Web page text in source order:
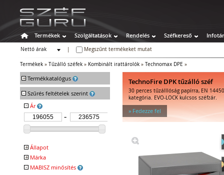
Termékek Szolgáltatások Rendelés Széfkereső Infotár
Nettó árak
Megszűnt termékeket mutat
Termékek » Tűzálló széfek » Kombinált irattárolók » Technomax DPE »
+ Termékkatalógus
Széfek
Értékszéfek
Tűzálló széfek
Tűzálló függőmappa-tárolók
Tűz- és vízálló irat- és
adattárolók
Tűzálló irattárolók
Kombinált irattárolók
- Szűrés feltételek szerint
- Ár
+ Állapot
Megszűnt
+ Márka
TECHNOFIRE
- MABISZ minősítés
TechnoFire DPK tűzálló széf
30 perces tűzálllóság papírra, EN
kategória. EVO-LOCK kulcsos széfzár.
» Fedezze fel